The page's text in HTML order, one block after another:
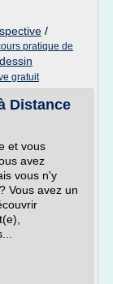
/
pratique de
gratuit
Distance
et vous
avez
vous n'y
Vous avez un